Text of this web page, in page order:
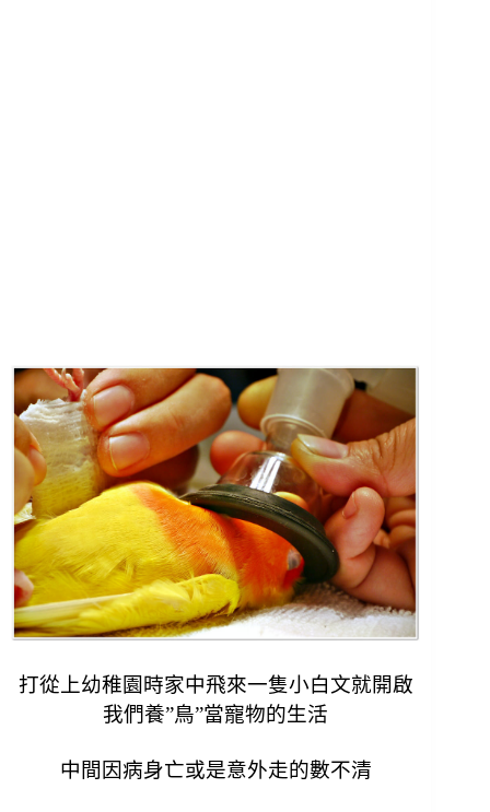
打從上幼稚園時家中飛來一隻小白文就開啟
我們養”鳥”當寵物的生活
中間因病身亡或是意外走的數不清